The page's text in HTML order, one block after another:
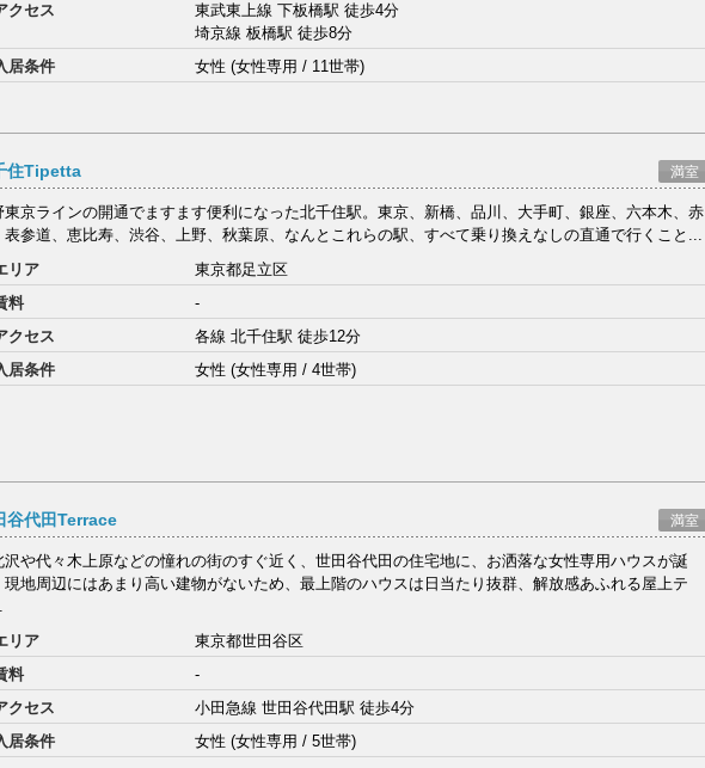
クセス
東武東上線 下板橋駅 徒歩4分
埼京線 板橋駅 徒歩8分
居条件
女性 (女性専用 / 11世帯)
住Tipetta 満室
東京ラインの開通でますます便利になった北千住駅。東京、新橋、品川、大手町、銀座、六本木、赤
表参道、恵比寿、渋谷、上野、秋葉原、なんとこれらの駅、すべて乗り換えなしの直通で行くこと...
リア
東京都足立区
料
-
クセス
各線 北千住駅 徒歩12分
居条件
女性 (女性専用 / 4世帯)
谷代田Terrace 満室
沢や代々木上原などの憧れの街のすぐ近く、世田谷代田の住宅地に、お洒落な女性専用ハウスが誕
現地周辺にはあまり高い建物がないため、最上階のハウスは日当たり抜群、解放感あふれる屋上テ
リア
東京都世田谷区
料
-
クセス
小田急線 世田谷代田駅 徒歩4分
居条件
女性 (女性専用 / 5世帯)